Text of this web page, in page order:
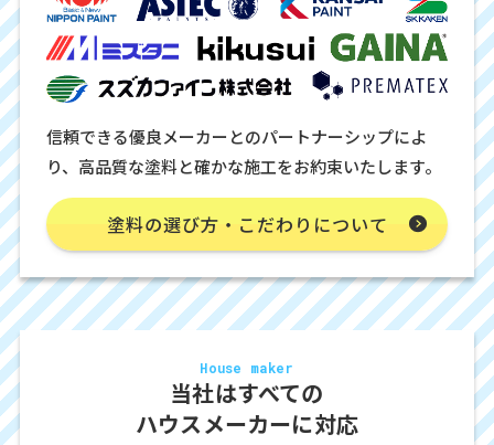
信頼できる優良メーカーとのパートナーシップによ
り、高品質な塗料と確かな施工をお約束いたします。
塗料の選び方・こだわりについて
House maker
当社はすべての
ハウスメーカーに対応